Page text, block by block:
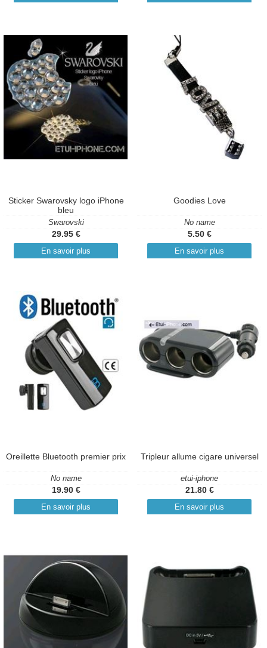
Sticker Swarovsky logo iPhone
bleu
Swarovski
29.95 €
En savoir plus
Goodies Love
No name
5.50 €
En savoir plus
Oreillette Bluetooth premier prix
No name
19.90 €
En savoir plus
Tripleur allume cigare universel
etui-iphone
21.80 €
En savoir plus